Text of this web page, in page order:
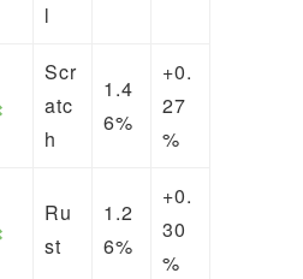
l
Scr
atc
h
1.4
6%
+0.
27
%
Ru
st
1.2
6%
+0.
30
%